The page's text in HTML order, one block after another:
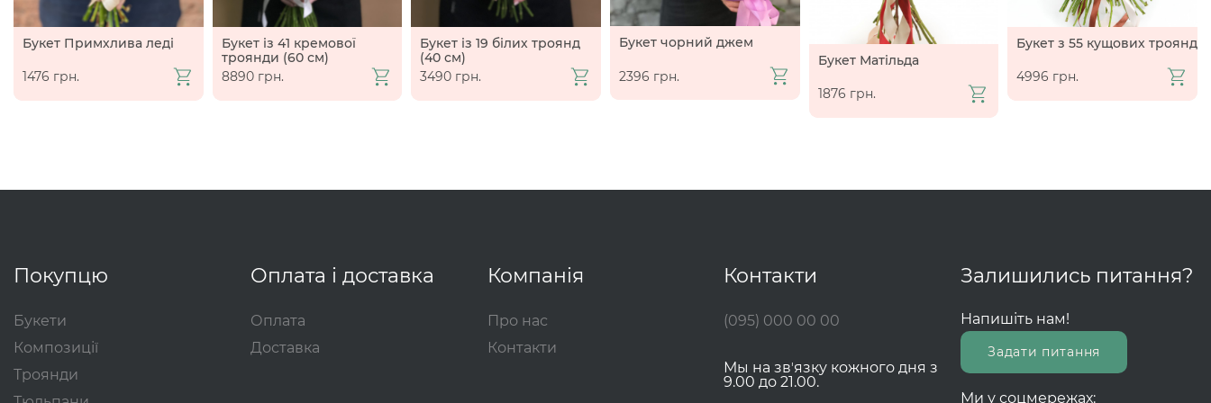
Букет Примхлива леді
1476 грн.
Букет із 41 кремової
троянди (60 см)
8890 грн.
Букет із 19 білих троянд
(40 см)
3490 грн.
Букет чорний джем
2396 грн.
Букет Матільда
1876 грн.
Букет з 55 кущових троянд
4996 грн.
Покупцю
Букети
Композиції
Троянди
Оплата і доставка
Оплата
Доставка
Компанія
Про нас
Контакти
Контакти
(095) 000 00 00
Мы на звʼязку кожного дня з
9.00 до 21.00.
Залишились питання?
Напишіть нам!
Задати питання
Ми у соцмережах: